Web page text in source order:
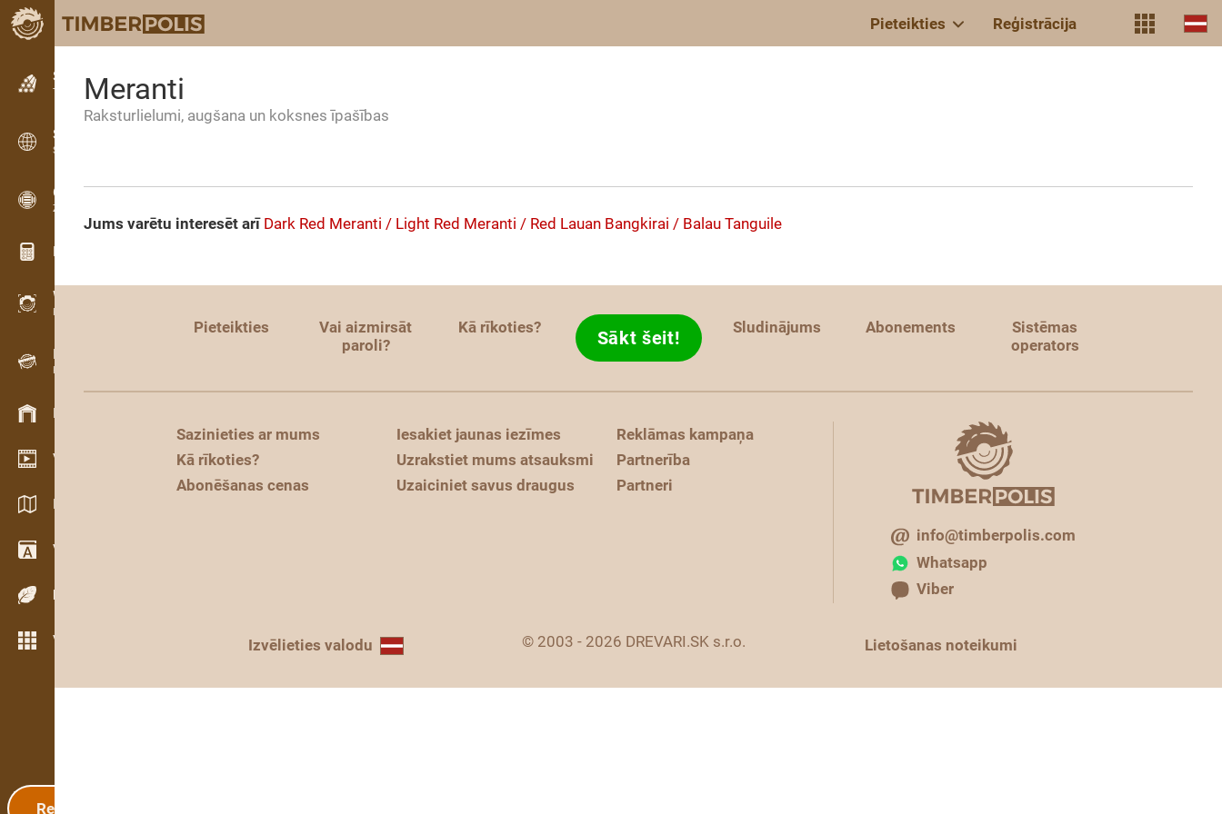
Pieteikties Reģistrācija
Sludinājumi
Teksta sludinājumi
Sludinājumi
Starptautiskie sludinājumi
OPTI-TIMB
Zāģēšanas shēmas
Koksnes kalkulatori
WoodProfi
Koksnes tilpums ar AI
Datu reģistrators
Koksnes uzskaite uz vietas
Krājumu vadība
Video telpa
Katalogi / Brošūras
Vārdnīca
Koku sugas
Vairāk iezīmju
Reģistrācija
Meranti
Raksturlielumi, augšana un koksnes īpašības
Jums varētu interesēt arī Dark Red Meranti / Light Red Meranti / Red Lauan Bangkirai / Balau Tanguile
Pieteikties
Vai aizmirsāt
paroli?
Kā rīkoties? Sākt šeit! Sludinājums Abonements
Sistēmas
operators
Sazinieties ar mums
Kā rīkoties?
Abonēšanas cenas
Iesakiet jaunas iezīmes
Uzrakstiet mums atsauksmi
Uzaiciniet savus draugus
Reklāmas kampaņa
Partnerība
Partneri
info@timberpolis.com
Whatsapp
Viber
Izvēlieties valodu © 2003 - 2026 DREVARI.SK s.r.o. Lietošanas noteikumi